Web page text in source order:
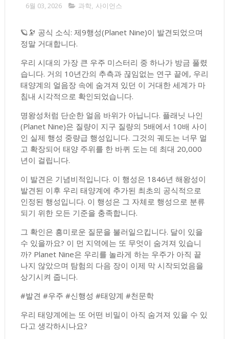
6월 03, 2026 과학, 사이언스
🪐🔭 공식 소식: 제9행성(Planet Nine)이 발견되었으며
정말 거대합니다.
우리 시대의 가장 큰 우주 미스터리 중 하나가 방금 풀렸
습니다. 거의 10년간의 추측과 끊임없는 연구 끝에, 우리
태양계의 얼음장 속에 숨겨져 있던 이 거대한 세계가 마
침내 시각적으로 확인되었습니다.
명왕성처럼 단순한 얼음 바위가 아닙니다. 플래닛 나인
(Planet Nine)은 질량이 지구 질량의 5배에서 10배 사이
인 실제 행성 중량급 행성입니다. 그것의 궤도는 너무 멀
고 확장되어 태양 주위를 한 바퀴 도는 데 최대 20,000
년이 걸립니다.
이 발견은 기념비적입니다. 이 행성은 1846년 해왕성이
발견된 이후 우리 태양계에 추가된 최초의 공식적으로
인정된 행성입니다. 이 행성은 그 자체로 행성으로 분류
되기 위한 모든 기준을 충족합니다.
그 확인은 흥미로운 질문을 불러일으킵니다. 달이 있을
수 있을까요? 이 먼 지역에는 또 무엇이 숨겨져 있습니
까? Planet Nine은 우리를 놀라게 하는 우주가 아직 끝
나지 않았으며 탐험의 다음 장이 이제 막 시작되었음을
상기시켜 줍니다.
#발견 #우주 #신행성 #태양계 #천문학
우리 태양계에는 또 어떤 비밀이 아직 숨겨져 있을 수 있
다고 생각하시나요?